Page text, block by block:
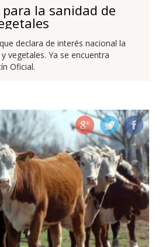
la sanidad de
declara de interés nacional la
vegetales. Ya se encuentra
Oficial.